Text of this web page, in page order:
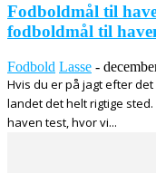
Fodboldmål til
fodboldmål til
Fodbold Lasse -
Hvis du er på jagt efter
landet det helt rigtige
haven test, hvor vi...